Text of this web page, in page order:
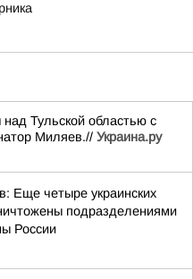
Тульской областью с
Миляев.// Украина.ру
Еще четыре украинских
подразделениями
России